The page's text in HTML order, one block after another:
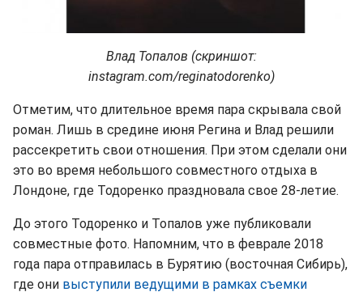
Влад Топалов (скриншот:
instagram.com/reginatodorenko)
Отметим, что длительное время пара скрывала свой
роман. Лишь в средине июня Регина и Влад решили
рассекретить свои отношения. При этом сделали они
это во время небольшого совместного отдыха в
Лондоне, где Тодоренко праздновала свое 28-летие.
До этого Тодоренко и Топалов уже публиковали
совместные фото. Напомним, что в феврале 2018
года пара отправилась в Бурятию (восточная Сибирь),
где они выступили ведущими в рамках съемки